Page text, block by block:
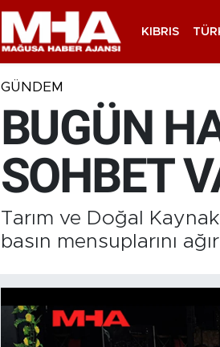
KIBRIS
GÜNDEM
BUGÜN
SOHBET
Tarım ve Doğal
basın mensuplarını